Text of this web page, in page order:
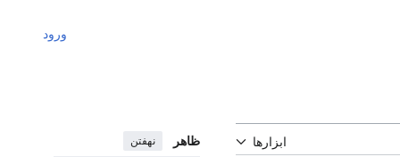
ورود
ابزارها ظاهر نهفتن